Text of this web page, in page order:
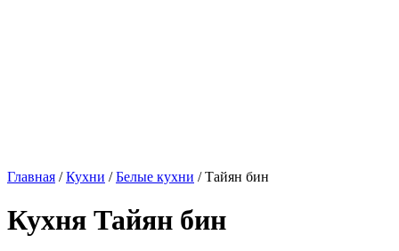
Главная /Кухни /Белые кухни / Тайян бин
Кухня Тайян бин